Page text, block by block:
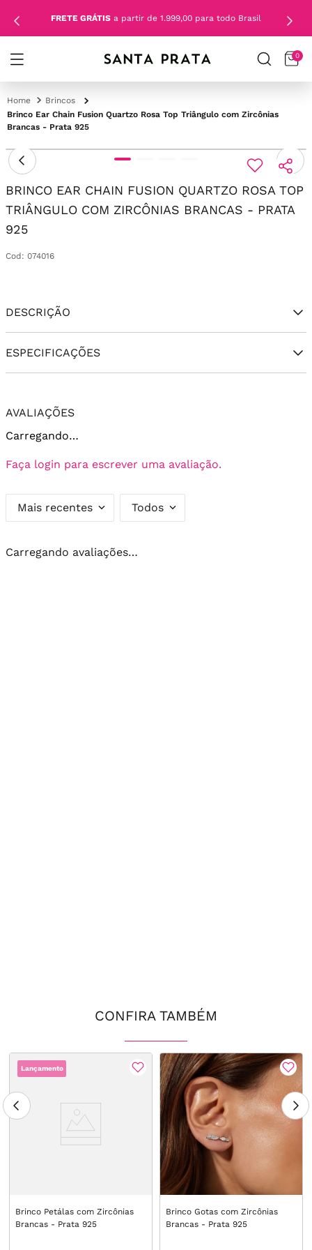
FRETE GRÁTIS a partir de 1.999,00 para todo Brasil
0
Brincos
Brinco Ear Chain Fusion Quartzo Rosa Top Triângulo com Zircônias
Brancas - Prata 925
BRINCO EAR CHAIN FUSION QUARTZO ROSA TOP
TRIÂNGULO COM ZIRCÔNIAS BRANCAS - PRATA
925
Cod : 074016
DESCRIÇÃO
ESPECIFICAÇÕES
AVALIAÇÕES
Carregando…
Faça login para escrever uma avaliação.
Mais recentes Todos
Carregando avaliações…
CONFIRA TAMBÉM
Lançamento
Brinco Petálas com Zircônias
Brancas - Prata 925
Brinco Gotas com Zircônias
Brancas - Prata 925